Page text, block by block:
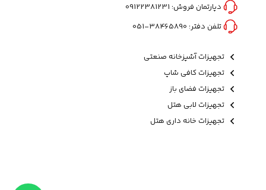
دپارتمان فروش: 09122381231
تلفن دفتر: 38465890-051
تجهیزات آشپزخانه صنعتی
تجهیزات کافی شاپ
تجهیزات فضای باز
تجهیزات لابی هتل
تجهیزات خانه داری هتل